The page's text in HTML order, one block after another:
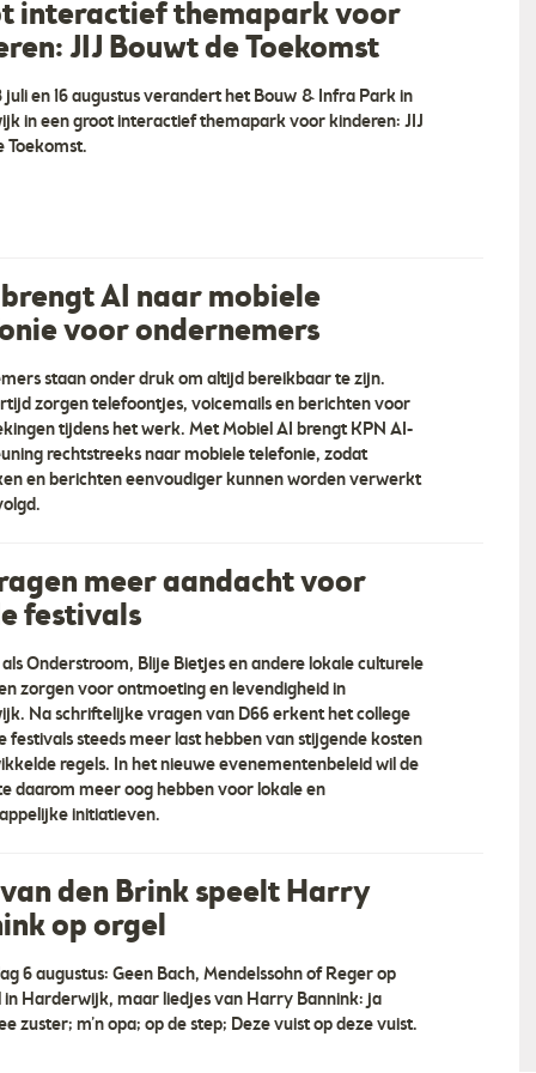
interactief themapark voor
JIJ Bouwt de Toekomst
juli en 16 augustus verandert het Bouw & Infra Park in
in een groot interactief themapark voor kinderen: JIJ
Toekomst.
AI naar mobiele
voor ondernemers
staan onder druk om altijd bereikbaar te zijn.
zorgen telefoontjes, voicemails en berichten voor
tijdens het werk. Met Mobiel AI brengt KPN AI-
rechtstreeks naar mobiele telefonie, zodat
en berichten eenvoudiger kunnen worden verwerkt
meer aandacht voor
festivals
Onderstroom, Blije Bietjes en andere lokale culturele
zorgen voor ontmoeting en levendigheid in
Na schriftelijke vragen van D66 erkent het college
festivals steeds meer last hebben van stijgende kosten
regels. In het nieuwe evenementenbeleid wil de
daarom meer oog hebben voor lokale en
initiatieven.
den Brink speelt Harry
op orgel
6 augustus: Geen Bach, Mendelssohn of Reger op
in Harderwijk, maar liedjes van Harry Bannink: ja
zuster; m’n opa; op de step; Deze vuist op deze vuist.
Harderwijk B.V.
Harderwijk B.V. Als
wij U de best
die U zich kan
dat Uw banden zo
U kunt vertrouwen op
en vakmanschap! … ”
vanaf € 7,50
op de Veluwe, aan bos
borrel of BBQ
OrangeTalent
“Concept & Strategie De juiste weg naar jouw
wij luisteren naar jouw wensen. We willen alles
weten over jouw bedrijf, de markt en je
doelgroep. Je krijgt een advies over hoe je het
beste in kunt spe… ”
BMA Harderwijk
het geven van gedetailleerde adviezen over
meerjarig onderhoud aan Verenigingen van